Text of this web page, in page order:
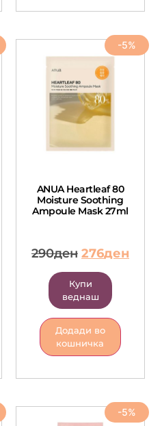
-5%
ANUA Heartleaf 80
Moisture Soothing
Ampoule Mask 27ml
290ден 276ден
Купи
веднаш
Додади во
кошничка
-5%